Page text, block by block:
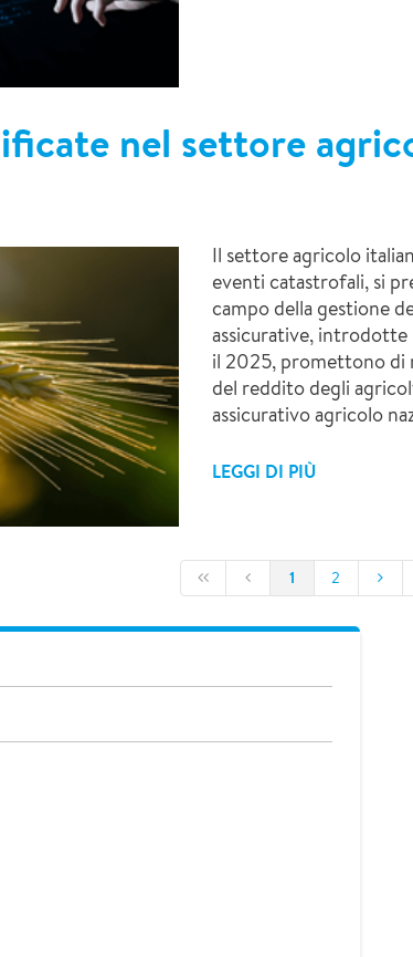
nel settore
Il settore agricolo
eventi catastrofali, si
campo della gestione
assicurative, introdotte
il 2025, promettono di
del reddito degli
assicurativo agricolo
LEGGI DI PIÙ
1 2